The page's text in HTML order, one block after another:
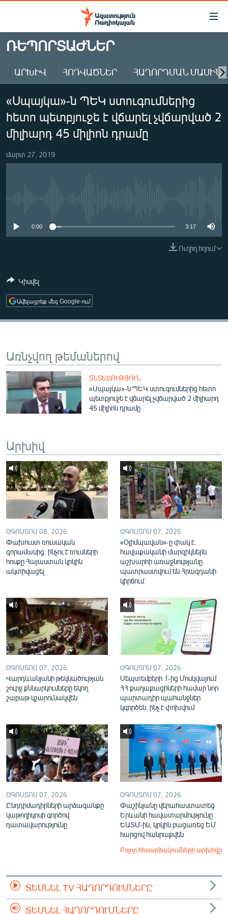
Մատչելիության
Անցնել
հիմնական
Անցնել
հիմնական
մենյուին
Որոնում
ԱԶԱՏՈՒԹՅՈՒՆ TV
ՀԱՅԱՍՏԱՆ
ԸՆՏՐՈՒԹՅՈՒՆՆԵՐ 2026
ԻՐԱՎՈՒՆՔ
ՏՆՏԵՍՈՒԹՅՈՒՆ
ՄԻՋԱԶԳԱՅԻՆ
ՄԵԿՆԱԲԱՆՈՒԹՅՈՒՆ
ՏՏ ԵՒ ԻՆՏԵՐՆԵՏ
ՏԵՍԱՆՅՈՒԹԵՐ
ԲԱՆԱՎԵՃ
ՁԳՏԵԼՈՎ ԼԱՎԱԳՈՒՅՆԻՆ
Հայերեն
English
Русский
ՀԵՏԵՎԵՔ ՄԵԶ
«Ազատության» բոլոր կայքերը
ՌԵՊՈՐՏԱԺՆԵՐ
ԱՐԽԻՎ ՀՈԴՎԱԾՆԵՐ ՀԱՂՈՐԴՄԱՆ ՄԱՍԻՆ
«Սպայկա»-ն ՊԵԿ ստուգումներից
հետո պետբյուջե է վճարել չվճարված 2
միլիարդ 45 միլիոն դրամը
մարտ 27, 2019
0:00 3:17
Ուղիղ հղում
Կիսվել
Ավելացրեք մեզ Google-ում
Առնչվող թեմաներով
ՏՆՏԵՍՈՒԹՅՈՒՆ
«Սպայկա»-ն ՊԵԿ ստուգումներից հետո
պետբյուջե է վճարել չվճարված 2 միլիարդ
45 միլիոն դրամը
Արխիվ
ՕԳՈՍՏՈՍ 08, 2026
Փախուստ ռուսական
զորամասից. ինչու է ռուսների
հոսքը Հայաստան կրկին
ակտիվացել
ՕԳՈՍՏՈՍ 07, 2026
«Օլիմպավան»-ը փակ է.
հավաքականի մարզիկներն
աշխարհի առաջնությանը
պատրաստվում են Հրազդանի
կիրճում
ՕԳՈՍՏՈՍ 07, 2026
Վարդևանյանի թեկնածության
շուրջ քննարկումները եկող
շաբաթ կշարունակվեն
ՕԳՈՍՏՈՍ 07, 2026
Սեպտեմբերի 1-ից Մոսկվայում
ՀՀ քաղաքացիների համար նոր
պարտադիր պահանջներ
կգործեն. ինչ է փոխվում
ՕԳՈՍՏՈՍ 07, 2026
Ընդդիմադիրների արձագանքը
կաթողիկոսի գործով
դատավարությունը
ՕԳՈՍՏՈՍ 07, 2026
Փաշինյանը վերահաստատեց
Երևանի հավատարմությունը
ԵԱՏՄ-ին, կրկին բացառեց ԵՄ
հարցով հանրաքվեն
Բոլոր հեռարձակումների արխիվը
ՏԵՍՆԵԼ TV ՀԱՂՈՐԴՈՒՄՆԵՐԸ
ՏԵՍՆԵԼ ՀԱՂՈՐԴՈՒՄՆԵՐԸ